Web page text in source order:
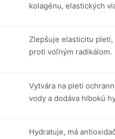
kolagénu, elastických
Zlepšuje elasticitu
proti voľným radikálom.
Vytvára na pleti
vody a dodáva hlbokú
Hydratuje, má